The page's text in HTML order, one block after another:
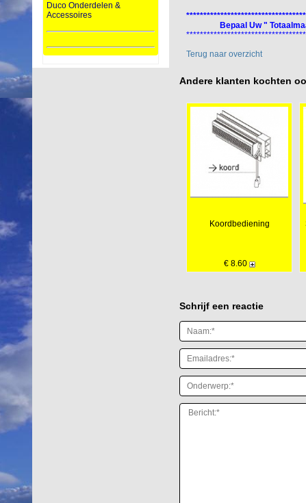
Duco Onderdelen &
Accessoires
Bepaal Uw "
Terug naar overzicht
Andere klanten kochten
Koordbediening
€ 8.60
Schrijf een reactie